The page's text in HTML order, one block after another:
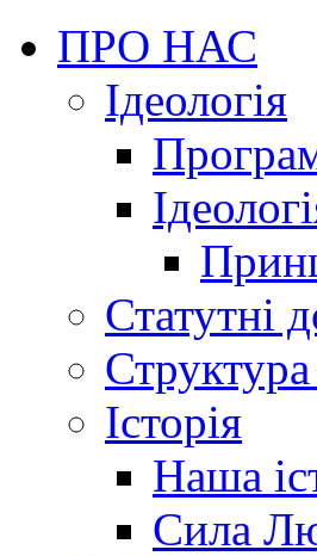
ПРО НАС
Ідеологія
Статутні
Структура
Історія
Наша
Сила